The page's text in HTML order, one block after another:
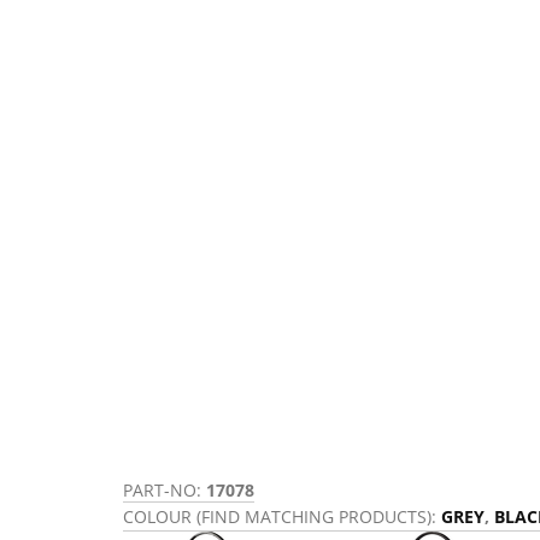
PART-NO: 17078
COLOUR (FIND MATCHING PRODUCTS): GREY,